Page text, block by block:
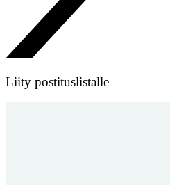
Liity postituslistalle